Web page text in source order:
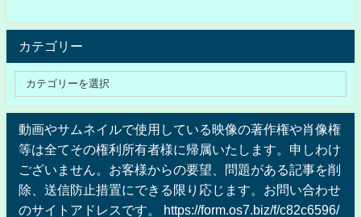
カテゴリー
動画やサムネイルで使用している映像の著作権や肖像権
等は全てその権利所有者様に帰属いたします。申しわけ
ございません。お客様からの要望、問題がある記事を削
除、送信防止措置にできる限り応じます。お問い合わせ
のサイトアドレスです。 https://form.os7.biz/f/c82c6596/